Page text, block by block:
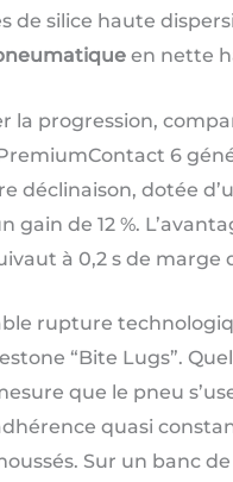
de silice haute
en nette
la progression,
6
déclinaison, dotée
gain de 12 %.
à 0,2 s de
rupture
“Bite Lugs”.
que le pneu
quasi
Sur un banc